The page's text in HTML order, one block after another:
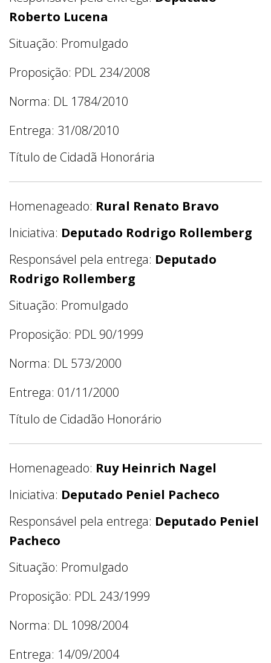
Roberto Lucena
Situação: Promulgado
Proposição: PDL 234/2008
Norma: DL 1784/2010
Entrega: 31/08/2010
Título de Cidadã Honorária
Homenageado: Rural Renato Bravo
Iniciativa: Deputado Rodrigo Rollemberg
Responsável pela entrega: Deputado
Rodrigo Rollemberg
Situação: Promulgado
Proposição: PDL 90/1999
Norma: DL 573/2000
Entrega: 01/11/2000
Título de Cidadão Honorário
Homenageado: Ruy Heinrich Nagel
Iniciativa: Deputado Peniel Pacheco
Responsável pela entrega: Deputado Peniel
Pacheco
Situação: Promulgado
Proposição: PDL 243/1999
Norma: DL 1098/2004
Entrega: 14/09/2004